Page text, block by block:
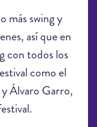
más swing y
así que en
con todos los
como el
Álvaro Garro,